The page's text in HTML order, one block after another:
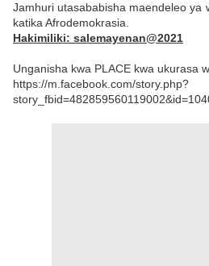
Jamhuri utasababisha maendeleo ya
katika Afrodemokrasia.
Hakimiliki: salemayenan@2021
Unganisha kwa PLACE kwa ukurasa
https://m.facebook.com/story.php?